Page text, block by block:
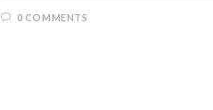
0 COMMENTS